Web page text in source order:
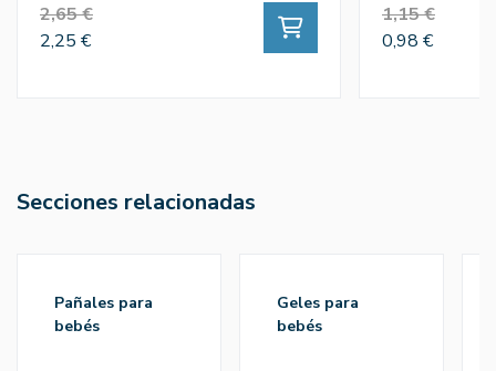
2,65 €
2,25 €
1,15 €
0,98 €
Secciones relacionadas
pañales para
bebés
geles para
bebés